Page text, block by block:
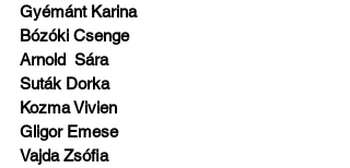
Gyémánt Karina
Bózóki Csenge
Arnold  Sára
Suták Dorka
Kozma Vivien
Gligor Emese
Vajda Zsófia